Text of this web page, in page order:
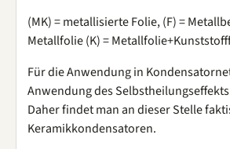
(MK) = metallisierte Folie, (F) =
Metallfolie (K) =
Für die Anwendung in
Anwendung des Selbstheilungseffekts
Daher findet man an dieser Stelle
Keramikkondensatoren.